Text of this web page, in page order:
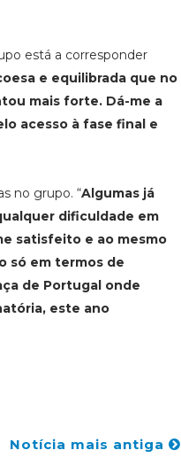
está a corresponder
e equilibrada que no
mais forte. Dá-me a
acesso à fase final e
no grupo. “Algumas já
dificuldade em
satisfeito e ao mesmo
só em termos de
de Portugal onde
este ano
Notícia mais antiga